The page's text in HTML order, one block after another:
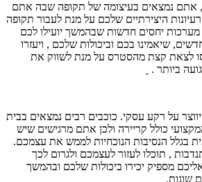
, אתם נמצאים בעיצומה של תקופה שבה אתם
היצירתיים שלכם על מנת לעבור תקופה
מערכות יחסים חדשות שבהמשך יועילו לכם
שיאמינו בכם וביכולות שלכם , ויעזרו
לצאת קצת מהסטרס על מנת לשווק את
ביותר .
על רקע עסקי. כוכבים רבים נמצאים בבית
כולל קריירה ולכן אתם מרגישים שיש
בגלל הנסיבות הנוכחיות לממש את עצמכם.
, תוכלו לעזור לעצמכם ולגרום לכך
מספיק יכירו ביכולות שלכם ובהמשך
שונות.